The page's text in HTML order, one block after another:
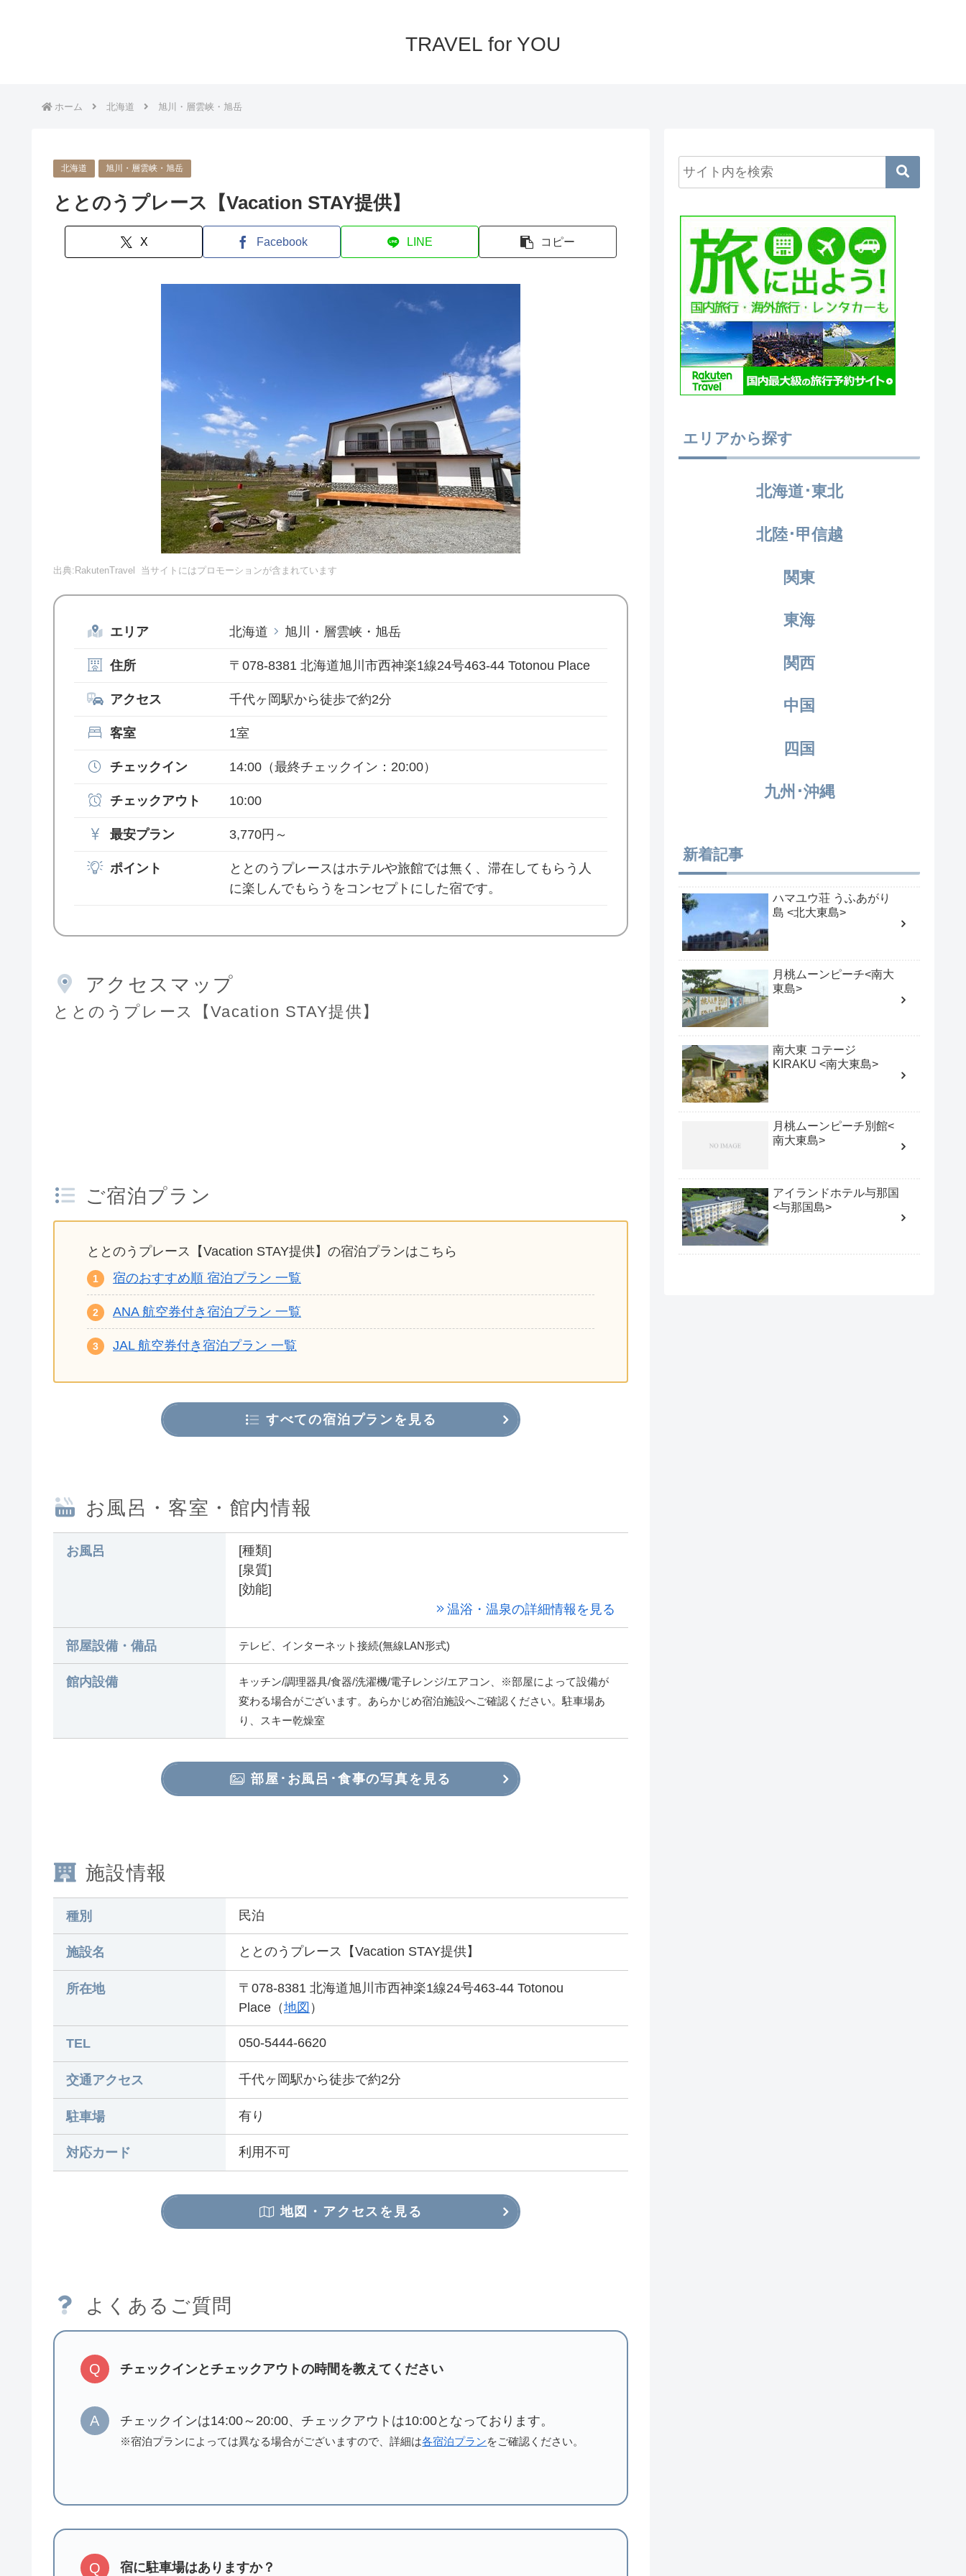
TRAVEL for YOU
ホーム 北海道 旭川・層雲峡・旭岳
北海道 旭川・層雲峡・旭岳
ととのうプレース【Vacation STAY提供】
X Facebook LINE コピー
出典:RakutenTravel 当サイトにはプロモーションが含まれています
エリア 北海道 旭川・層雲峡・旭岳
住所 〒078-8381 北海道旭川市西神楽1線24号463-44 Totonou Place
アクセス 千代ヶ岡駅から徒歩で約2分
客室 1室
チェックイン 14:00 （最終チェックイン：20:00）
チェックアウト 10:00
最安プラン 3,770円～
ポイント
ととのうプレースはホテルや旅館では無く、滞在してもらう人
に楽しんでもらうをコンセプトにした宿です。
アクセスマップ
ととのうプレース【Vacation STAY提供】
ご宿泊プラン
ととのうプレース【Vacation STAY提供】の宿泊プランはこちら
宿のおすすめ順 宿泊プラン 一覧
ANA 航空券付き宿泊プラン 一覧
JAL 航空券付き宿泊プラン 一覧
すべての宿泊プランを見る
お風呂・客室・館内情報
お風呂
[種類]
[泉質]
[効能]
温浴・温泉の詳細情報を見る
部屋設備・備品 テレビ、インターネット接続(無線LAN形式)
館内設備
キッチン/調理器具/食器/洗濯機/電子レンジ/エアコン、※部屋によって設備が
変わる場合がございます。あらかじめ宿泊施設へご確認ください。駐車場あ
り、スキー乾燥室
部屋･お風呂･食事の写真を見る
施設情報
種別 民泊
施設名 ととのうプレース【Vacation STAY提供】
所在地
〒078-8381 北海道旭川市西神楽1線24号463-44 Totonou
Place（地図 ）
TEL 050-5444-6620
交通アクセス 千代ヶ岡駅から徒歩で約2分
駐車場 有り
対応カード 利用不可
地図・アクセスを見る
よくあるご質問
Q チェックインとチェックアウトの時間を教えてください
A チェックインは14:00～20:00、チェックアウトは10:00となっております。
※宿泊プランによっては異なる場合がございますので、詳細は各宿泊プランをご確認ください。
Q 宿に駐車場はありますか？
エリアから探す
北海道･東北
北陸･甲信越
関東
東海
関西
中国
四国
九州･沖縄
新着記事
ハマユウ荘 うふあがり
島 <北大東島>
月桃ムーンピーチ<南大
東島>
南大東 コテージ
KIRAKU <南大東島>
月桃ムーンピーチ別館<
南大東島>
アイランドホテル与那国
<与那国島>